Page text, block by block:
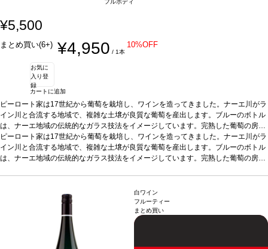
フルボディ
¥5,500
まとめ買い(6+) ¥4,950 / 1本
10%OFF
お気に
入り登
録
カートに追加
ピーロート家は17世紀から葡萄を栽培し、ワインを造ってきました。ナーエ川がラ
イン川と合流する地域で、複雑な土壌が良質な葡萄を産出します。ブルーのボトル
は、ナーエ地域の伝統的なガラス技法をイメージしています。完熟した葡萄の房
を、厳選して摘み取る（アウスレーゼ）ので、収穫量は大幅に落ちます。シュペー
トレーゼより凝縮感があります。深みがありエレガント。長い余韻とフルーティー
な後味が調和するのが魅力。テイスティングノート麦わら色。フルーティーなフ
アジア料理、フォワグラ、ブルーチーズ、アプリコットタルトの
ようなデザートなどと好相性
リースリング
場合、在庫があり価格が同様の場合は自動的に次のヴィンテージに変更されます、
ピーロート家は17世紀から葡萄を栽培し、ワインを造ってきました。ナーエ川がラ
イン川と合流する地域で、複雑な土壌が良質な葡萄を産出します。ブルーのボトル
は、ナーエ地域の伝統的なガラス技法をイメージしています。完熟した葡萄の房
テイスティングノート
ルーツキャンディやジューシーな桃のアロマに魅了される。繊細なジャスミンとす
っきりとしたリンゴが加わり、調和の取れた親しみやすいストラクチャーの余韻が
アジア料理、フォワグラ、ブルーチーズ、アプリコットタルトの
ようなデザートなどと好相性
場合、在庫があり価格が同様の場合は自動的に次のヴィンテージに変更されます、
白ワイン
フルーティー
まとめ買い